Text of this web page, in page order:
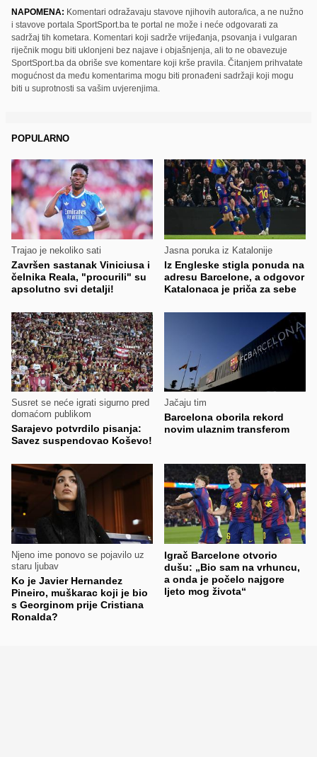
NAPOMENA: Komentari odražavaju stavove njihovih autora/ica, a ne nužno
i stavove portala SportSport.ba te portal ne može i neće odgovarati za
sadržaj tih kometara. Komentari koji sadrže vrijeđanja, psovanja i vulgaran
riječnik mogu biti uklonjeni bez najave i objašnjenja, ali to ne obavezuje
SportSport.ba da obriše sve komentare koji krše pravila. Čitanjem prihvatate
mogućnost da među komentarima mogu biti pronađeni sadržaji koji mogu
biti u suprotnosti sa vašim uvjerenjima.
POPULARNO
Trajao je nekoliko sati
Završen sastanak Viniciusa i
čelnika Reala, "procurili" su
apsolutno svi detalji!
Jasna poruka iz Katalonije
Iz Engleske stigla ponuda na
adresu Barcelone, a odgovor
Katalonaca je priča za sebe
Susret se neće igrati sigurno pred
domaćom publikom
Sarajevo potvrdilo pisanja:
Savez suspendovao Koševo!
Jačaju tim
Barcelona oborila rekord
novim ulaznim transferom
Njeno ime ponovo se pojavilo uz
staru ljubav
Ko je Javier Hernandez
Pineiro, muškarac koji je bio
s Georginom prije Cristiana
Ronalda?
Igrač Barcelone otvorio
dušu: „Bio sam na vrhuncu,
a onda je počelo najgore
ljeto mog života“